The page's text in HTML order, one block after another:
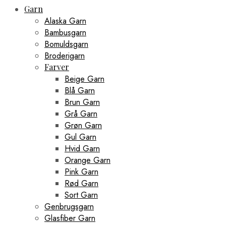
Garn
Alaska Garn
Bambusgarn
Bomuldsgarn
Broderigarn
Farver
Beige Garn
Blå Garn
Brun Garn
Grå Garn
Grøn Garn
Gul Garn
Hvid Garn
Orange Garn
Pink Garn
Rød Garn
Sort Garn
Genbrugsgarn
Glasfiber Garn